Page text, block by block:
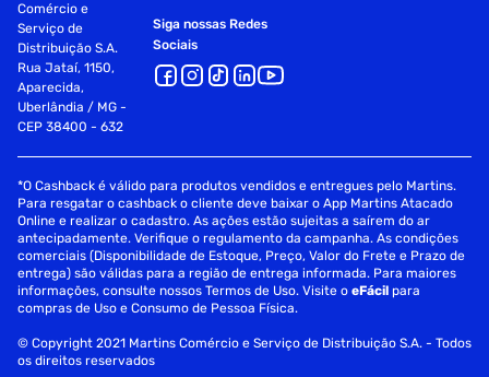
Comércio e
Serviço de
Distribuição S.A.
Rua Jataí, 1150,
Aparecida,
Uberlândia / MG -
CEP 38400 - 632
Siga nossas Redes
Sociais
*O Cashback é válido para produtos vendidos e entregues pelo Martins.
Para resgatar o cashback o cliente deve baixar o App Martins Atacado
Online e realizar o cadastro. As ações estão sujeitas a saírem do ar
antecipadamente. Verifique o regulamento da campanha. As condições
comerciais (Disponibilidade de Estoque, Preço, Valor do Frete e Prazo de
entrega) são válidas para a região de entrega informada. Para maiores
informações, consulte nossos Termos de Uso. Visite oeFácil para
compras de Uso e Consumo de Pessoa Física.
© Copyright 2021 Martins Comércio e Serviço de Distribuição S.A. - Todos
os direitos reservados